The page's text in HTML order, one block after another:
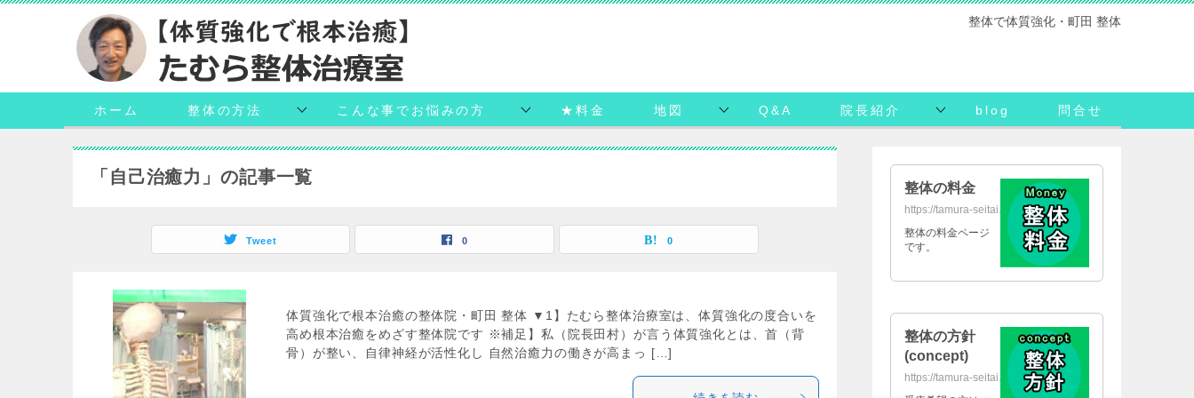
整体で体質強化・町田 整体
ホーム 整体の方法 こんな事でお悩みの方 ★料金 地図 Q&A 院長紹介 blog 問合せ
「自己治癒力」の記事一覧
Tweet 0 0
体質強化で根本治癒の整体院・町田 整体 ▼1】たむら整体治療室は、体質強化の度合いを
高め根本治癒をめざす整体院です ※補足】私（院長田村）が言う体質強化とは、首（背
骨）が整い、自律神経が活性化し 自然治癒力の働きが高まっ […]
整体の料金
https://tamura-seitai.net/daikin/
整体の料金ページ
です。
整体の方針
(concept)
https://tamura-seitai.net/concept/